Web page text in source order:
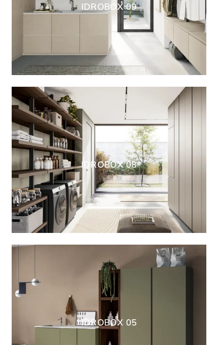
IDROBOX 09
IDROBOX 08
IDROBOX 05